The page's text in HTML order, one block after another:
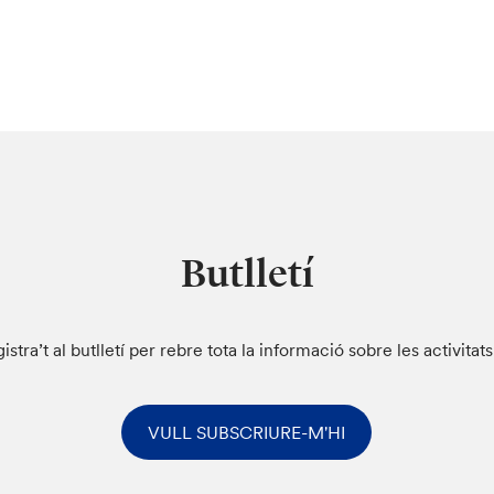
Butlletí
al butlletí per rebre tota la informació sobre les
VULL SUBSCRIURE-M'HI